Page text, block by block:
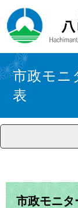
ー
ジ
先
頭
で
ニ
ュ
を
飛
ば
本
文
文 市政モニ
表
市政モニタ